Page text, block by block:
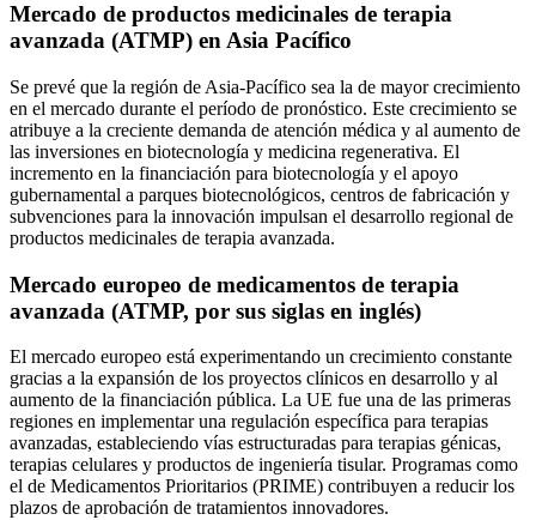
Mercado de productos medicinales de terapia
avanzada (ATMP) en Asia Pacífico
Se prevé que la región de Asia-Pacífico sea la de mayor crecimiento
en el mercado durante el período de pronóstico. Este crecimiento se
atribuye a la creciente demanda de atención médica y al aumento de
las inversiones en biotecnología y medicina regenerativa. El
incremento en la financiación para biotecnología y el apoyo
gubernamental a parques biotecnológicos, centros de fabricación y
subvenciones para la innovación impulsan el desarrollo regional de
productos medicinales de terapia avanzada.
Mercado europeo de medicamentos de terapia
avanzada (ATMP, por sus siglas en inglés)
El mercado europeo está experimentando un crecimiento constante
gracias a la expansión de los proyectos clínicos en desarrollo y al
aumento de la financiación pública. La UE fue una de las primeras
regiones en implementar una regulación específica para terapias
avanzadas, estableciendo vías estructuradas para terapias génicas,
terapias celulares y productos de ingeniería tisular. Programas como
el de Medicamentos Prioritarios (PRIME) contribuyen a reducir los
plazos de aprobación de tratamientos innovadores.